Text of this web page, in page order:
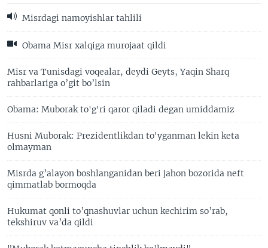
Misrdagi namoyishlar tahlili
Obama Misr xalqiga murojaat qildi
Misr va Tunisdagi voqealar, deydi Geyts, Yaqin Sharq
rahbarlariga o’git bo’lsin
Obama: Muborak to'g'ri qaror qiladi degan umiddamiz
Husni Muborak: Prezidentlikdan to'yganman lekin keta
olmayman
Misrda g’alayon boshlanganidan beri jahon bozorida neft
qimmatlab bormoqda
Hukumat qonli to’qnashuvlar uchun kechirim so’rab,
tekshiruv va’da qildi